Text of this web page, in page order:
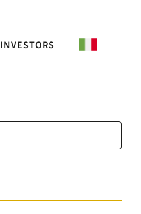
INVESTORS